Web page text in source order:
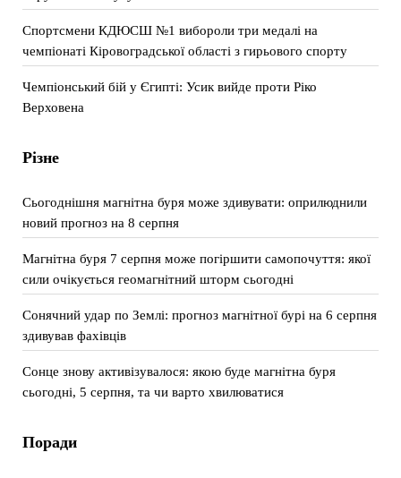
Спортсмени КДЮСШ №1 вибороли три медалі на
чемпіонаті Кіровоградської області з гирьового спорту
Чемпіонський бій у Єгипті: Усик вийде проти Ріко
Верховена
Різне
Сьогоднішня магнітна буря може здивувати: оприлюднили
новий прогноз на 8 серпня
Магнітна буря 7 серпня може погіршити самопочуття: якої
сили очікується геомагнітний шторм сьогодні
Сонячний удар по Землі: прогноз магнітної бурі на 6 серпня
здивував фахівців
Сонце знову активізувалося: якою буде магнітна буря
сьогодні, 5 серпня, та чи варто хвилюватися
Поради